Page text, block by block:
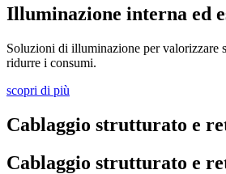
Illuminazione interna ed
Soluzioni di illuminazione per valorizzare
ridurre i consumi.
scopri di più
Cablaggio strutturato e
Cablaggio strutturato e